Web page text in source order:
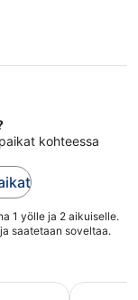
kohteessa
1 yölle ja 2 aikuiselle.
saatetaan soveltaa.
- BARRANQUILLA
Päivä